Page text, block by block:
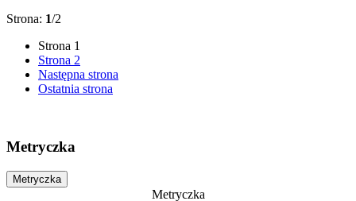
Strona: 1/2
Strona 1
Strona 2
Następna strona
Ostatnia strona
Metryczka
Metryczka
Metryczka